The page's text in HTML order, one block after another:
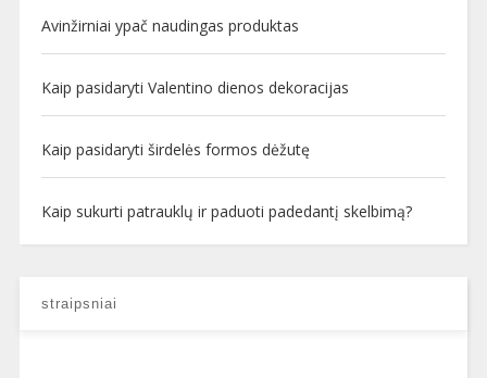
Avinžirniai ypač naudingas produktas
Kaip pasidaryti Valentino dienos dekoracijas
Kaip pasidaryti širdelės formos dėžutę
Kaip sukurti patrauklų ir paduoti padedantį skelbimą?
straipsniai